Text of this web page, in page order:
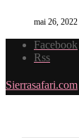
mai 26, 2022
Facebook
Rss
Sierrasafari.com